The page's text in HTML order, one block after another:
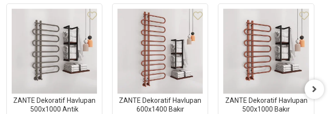
ZANTE Dekoratif Havlupan
500x1000 Antik
ZANTE Dekoratif Havlupan
600x1400 Bakır
ZANTE Dekoratif Havlupan
500x1000 Bakır